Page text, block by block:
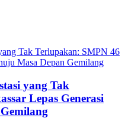
yang Tak
Lepas Generasi